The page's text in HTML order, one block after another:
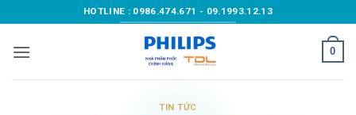
qua
nội
HOTLINE : 0986.474.671 - 09.1993.12.13
0
TIN TỨC